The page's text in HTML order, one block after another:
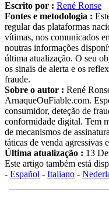
Escrito por : René Ronse
Fontes e metodologia :
regular das plataformas
vítimas, nos comunicados
noutras informações
última atualização. O seu
os sinais de alerta e os
fraude.
Sobre o autor : René
ArnaqueOuFiable.com.
consumidor, deteção de
conformidade digital. Tem
de mecanismos de
táticas de venda agressivas
Última atualização : 13
Este artigo também está
- Español - Italiano -